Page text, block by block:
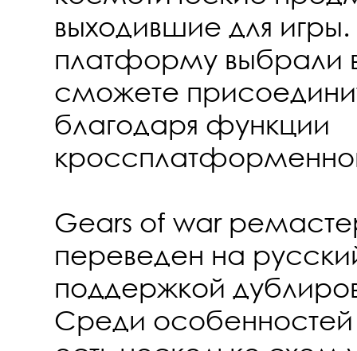
выходившие для
платформу выбрали
сможете
благодаря функции
Gears of war
переведен на
поддержкой
Среди